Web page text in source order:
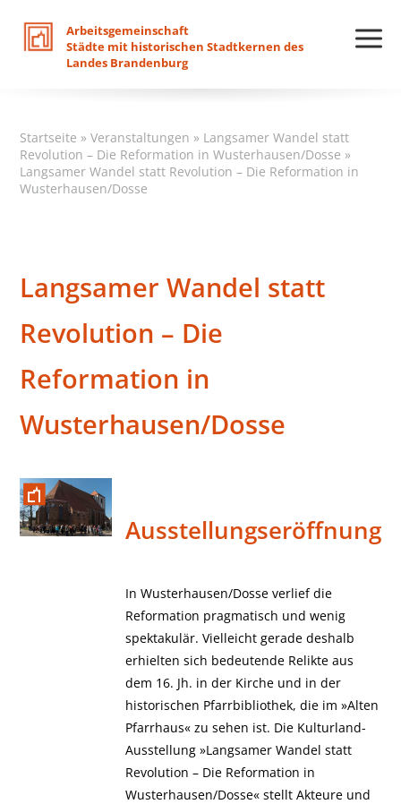
Arbeitsgemeinschaft
Städte mit historischen Stadtkernen des
Landes Brandenburg
Startseite »Veranstaltungen » Langsamer Wandel statt
Revolution – Die Reformation in Wusterhausen/Dosse »
Langsamer Wandel statt Revolution – Die Reformation in
Wusterhausen/Dosse
Langsamer Wandel statt
Revolution – Die
Reformation in
Wusterhausen/Dosse
Ausstellungseröffnung
In Wusterhausen/Dosse verlief die
Reformation pragmatisch und wenig
spektakulär. Vielleicht gerade deshalb
erhielten sich bedeutende Relikte aus
dem 16. Jh. in der Kirche und in der
historischen Pfarrbibliothek, die im »Alten
Pfarrhaus« zu sehen ist. Die Kulturland-
Ausstellung »Langsamer Wandel statt
Revolution – Die Reformation in
Wusterhausen/Dosse« stellt Akteure und